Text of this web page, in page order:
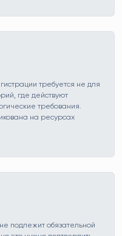
требуется не для
где действуют
требования.
на ресурсах
подлежит обязательной